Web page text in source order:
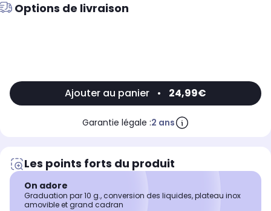
Options de livraison
Ajouter au panier • 24,99€
Garantie légale :2 ans
Les points forts du produit
On adore
Graduation par 10 g., conversion des liquides, plateau inox
amovible et grand cadran